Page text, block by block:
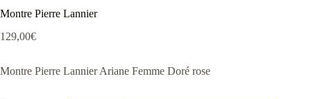
Montre Pierre Lannier
129,00€
Montre Pierre Lannier Ariane Femme Doré rose